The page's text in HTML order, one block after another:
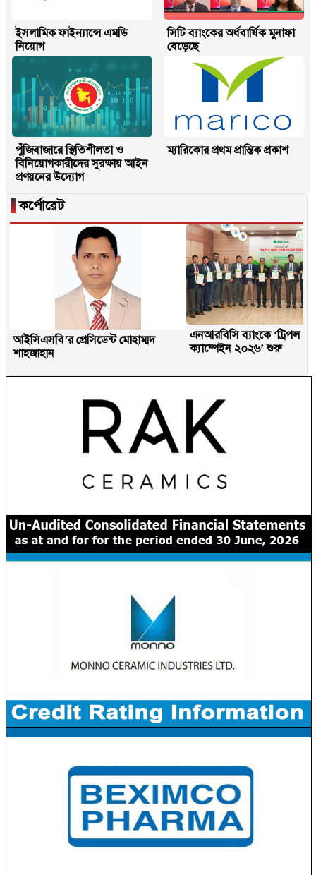
ইসলামিক ফাইন্যান্সে এমডি
নিয়োগ
সিটি ব্যাংকের অর্ধবার্ষিক মুনাফা
বেড়েছে
পুঁজিবাজারে স্থিতিশীলতা ও
বিনিয়োগকারীদের সুরক্ষায় আইন
প্রণয়নের উদ্যোগ
ম্যারিকোর প্রথম প্রান্তিক প্রকাশ
▐কর্পোরেট
আইসিএসবি’র প্রেসিডেন্ট মোহাম্মদ
শাহজাহান
এনআরবিসি ব্যাংকে ‘ট্রিপল
ক্যাম্পেইন ২০২৬’ শুরু